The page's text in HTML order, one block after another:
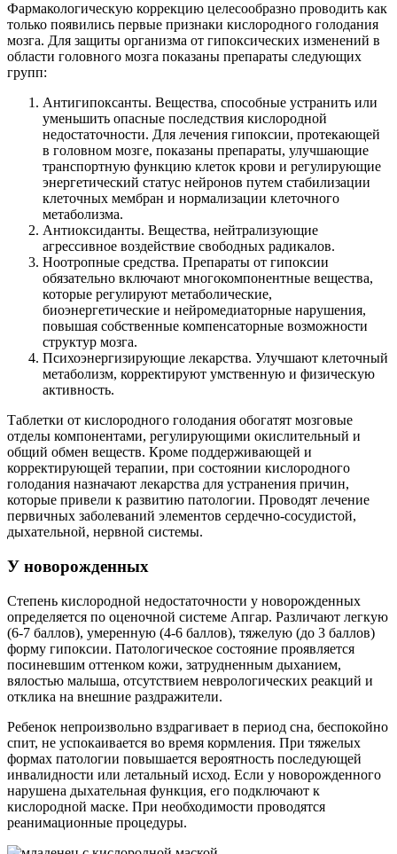
Фармакологическую коррекцию целесообразно проводить как
только появились первые признаки кислородного голодания
мозга. Для защиты организма от гипоксических изменений в
области головного мозга показаны препараты следующих
групп:
Антигипоксанты. Вещества, способные устранить или
уменьшить опасные последствия кислородной
недостаточности. Для лечения гипоксии, протекающей
в головном мозге, показаны препараты, улучшающие
транспортную функцию клеток крови и регулирующие
энергетический статус нейронов путем стабилизации
клеточных мембран и нормализации клеточного
метаболизма.
Антиоксиданты. Вещества, нейтрализующие
агрессивное воздействие свободных радикалов.
Ноотропные средства. Препараты от гипоксии
обязательно включают многокомпонентные вещества,
которые регулируют метаболические,
биоэнергетические и нейромедиаторные нарушения,
повышая собственные компенсаторные возможности
структур мозга.
Психоэнергизирующие лекарства. Улучшают клеточный
метаболизм, корректируют умственную и физическую
активность.
Таблетки от кислородного голодания обогатят мозговые
отделы компонентами, регулирующими окислительный и
общий обмен веществ. Кроме поддерживающей и
корректирующей терапии, при состоянии кислородного
голодания назначают лекарства для устранения причин,
которые привели к развитию патологии. Проводят лечение
первичных заболеваний элементов сердечно-сосудистой,
дыхательной, нервной системы.
У новорожденных
Степень кислородной недостаточности у новорожденных
определяется по оценочной системе Апгар. Различают легкую
(6-7 баллов), умеренную (4-6 баллов), тяжелую (до 3 баллов)
форму гипоксии. Патологическое состояние проявляется
посиневшим оттенком кожи, затрудненным дыханием,
вялостью малыша, отсутствием неврологических реакций и
отклика на внешние раздражители.
Ребенок непроизвольно вздрагивает в период сна, беспокойно
спит, не успокаивается во время кормления. При тяжелых
формах патологии повышается вероятность последующей
инвалидности или летальный исход. Если у новорожденного
нарушена дыхательная функция, его подключают к
кислородной маске. При необходимости проводятся
реанимационные процедуры.